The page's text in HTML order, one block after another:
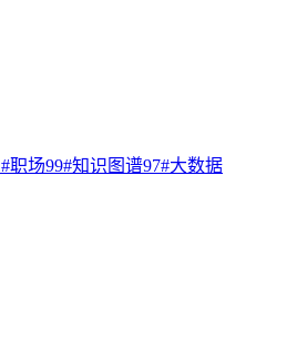
#职场99#知识图谱97#大数据